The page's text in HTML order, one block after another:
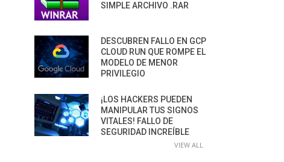
SIMPLE ARCHIVO .RAR
DESCUBREN FALLO EN GCP
CLOUD RUN QUE ROMPE EL
MODELO DE MENOR
PRIVILEGIO
¡LOS HACKERS PUEDEN
MANIPULAR TUS SIGNOS
VITALES! FALLO DE
SEGURIDAD INCREÍBLE
VIEW ALL